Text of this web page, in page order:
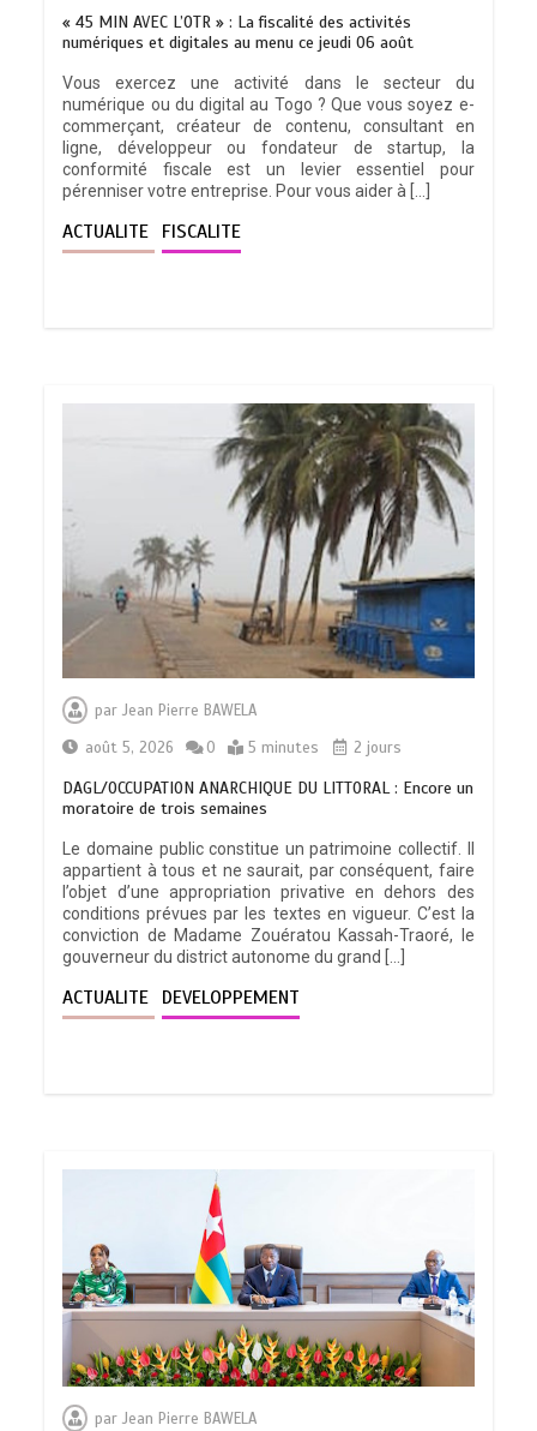
« 45 MIN AVEC L’OTR » : La fiscalité des activités
numériques et digitales au menu ce jeudi 06 août
Vous exercez une activité dans le secteur du
numérique ou du digital au Togo ? Que vous soyez e-
commerçant, créateur de contenu, consultant en
ligne, développeur ou fondateur de startup, la
conformité fiscale est un levier essentiel pour
pérenniser votre entreprise. Pour vous aider à […]
ACTUALITE FISCALITE
parJean Pierre BAWELA
août 5, 2026
0 5 minutes 2 jours
DAGL/OCCUPATION ANARCHIQUE DU LITTORAL : Encore un
moratoire de trois semaines
Le domaine public constitue un patrimoine collectif. Il
appartient à tous et ne saurait, par conséquent, faire
l’objet d’une appropriation privative en dehors des
conditions prévues par les textes en vigueur. C’est la
conviction de Madame Zouératou Kassah-Traoré, le
gouverneur du district autonome du grand […]
ACTUALITE DEVELOPPEMENT
parJean Pierre BAWELA